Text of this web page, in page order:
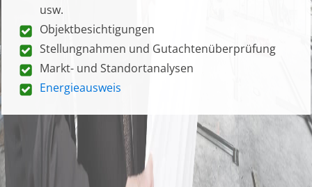
usw.
Objektbesichtigungen
Stellungnahmen und Gutachtenüberprüfung
Markt- und Standortanalysen
Energieausweis